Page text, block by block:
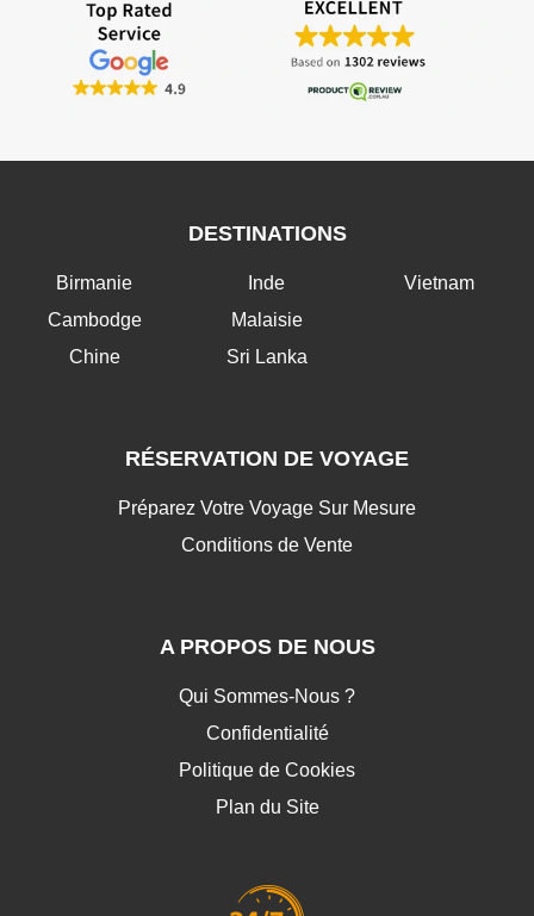
DESTINATIONS
Birmanie
Cambodge
Chine
Inde
Malaisie
Sri Lanka
Vietnam
RÉSERVATION DE VOYAGE
Préparez Votre Voyage Sur Mesure
Conditions de Vente
A PROPOS DE NOUS
Qui Sommes-Nous ?
Confidentialité
Politique de Cookies
Plan du Site